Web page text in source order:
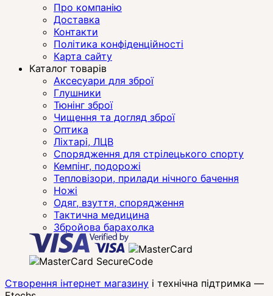
Про компанію
Доставка
Контакти
Політика конфіденційності
Карта сайту
Каталог товарів
Аксесуари для зброї
Глушники
Тюнінг зброї
Чищення та догляд зброї
Оптика
Ліхтарі, ЛЦВ
Спорядження для стрілецького спорту
Кемпінг, подорожі
Тепловізори, прилади нічного бачення
Ножі
Одяг, взуття, спорядження
Тактична медицина
Збройова барахолка
Створення інтернет магазину і технічна підтримка —